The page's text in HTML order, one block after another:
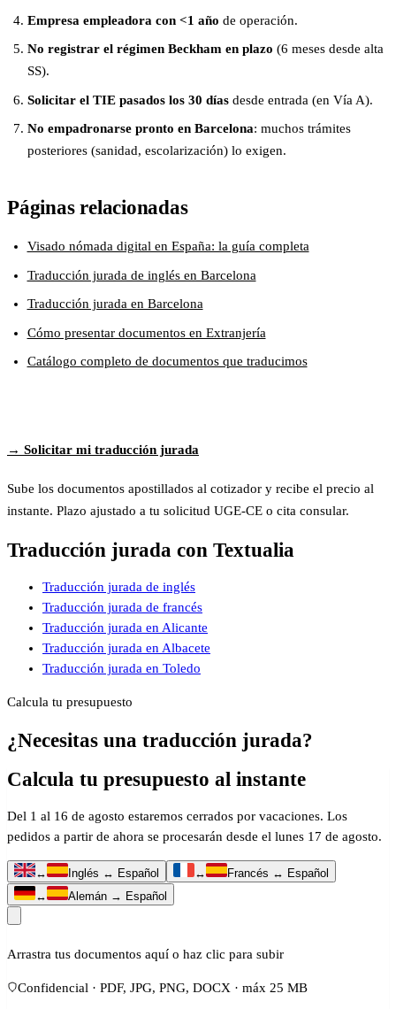
Empresa empleadora con <1 año de operación.
No registrar el régimen Beckham en plazo (6 meses desde alta
SS).
Solicitar el TIE pasados los 30 díasdesde entrada (en Vía A).
No empadronarse pronto en Barcelona: muchos trámites
posteriores (sanidad, escolarización) lo exigen.
Páginas relacionadas
Visado nómada digital en España: la guía completa
Traducción jurada de inglés en Barcelona
Traducción jurada en Barcelona
Cómo presentar documentos en Extranjería
Catálogo completo de documentos que traducimos
→ Solicitar mi traducción jurada
Sube los documentos apostillados al cotizador y recibe el precio al
instante. Plazo ajustado a tu solicitud UGE-CE o cita consular.
Traducción jurada con Textualia
Traducción jurada de inglés
Traducción jurada de francés
Traducción jurada en Alicante
Traducción jurada en Albacete
Traducción jurada en Toledo
Calcula tu presupuesto
¿Necesitas una traducción jurada?
Calcula tu presupuesto al instante
Del 1 al 16 de agosto estaremos cerrados por vacaciones. Los
pedidos a partir de ahora se procesarán desde el lunes 17 de agosto.
↔ Inglés ↔ Español ↔
Francés ↔ Español
↔
Alemán → Español
Arrastra tus documentos aquí o haz clic para subir
Confidencial · PDF, JPG, PNG, DOCX · máx 25 MB